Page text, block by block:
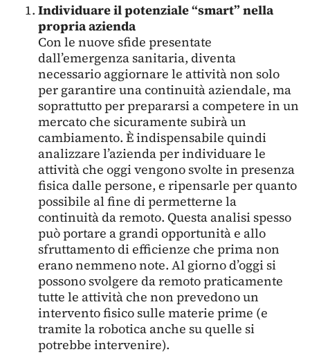
Individuare il potenziale “smart” nella
propria azienda
Con le nuove sfide presentate
dall’emergenza sanitaria, diventa
necessario aggiornare le attività non solo
per garantire una continuità aziendale, ma
soprattutto per prepararsi a competere in un
mercato che sicuramente subirà un
cambiamento. È indispensabile quindi
analizzare l’azienda per individuare le
attività che oggi vengono svolte in presenza
fisica dalle persone, e ripensarle per quanto
possibile al fine di permetterne la
continuità da remoto. Questa analisi spesso
può portare a grandi opportunità e allo
sfruttamento di efficienze che prima non
erano nemmeno note. Al giorno d’oggi si
possono svolgere da remoto praticamente
tutte le attività che non prevedono un
intervento fisico sulle materie prime (e
tramite la robotica anche su quelle si
potrebbe intervenire).